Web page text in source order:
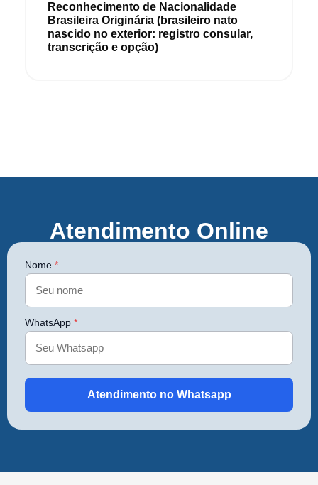
Reconhecimento de Nacionalidade
Brasileira Originária (brasileiro nato
nascido no exterior: registro consular,
transcrição e opção)
Atendimento Online
Nome *
WhatsApp *
Atendimento no Whatsapp